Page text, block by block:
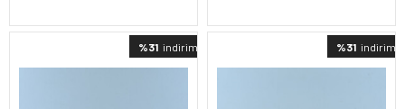
%31 indirimli %31 indirimli